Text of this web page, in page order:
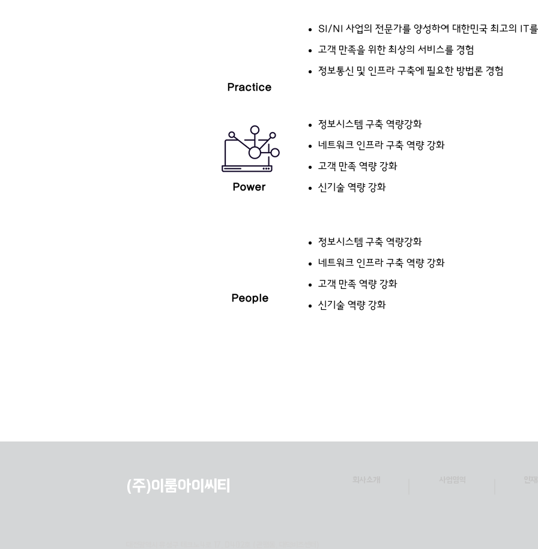
Practice
Power
SI/NI 사업의 전문가를 양성하여 대한민국 최고의 IT
고객 만족을 위한 최상의 서비스를 경험
정보통신 및 인프라 구축에 필요한 방법론 경험
정보시스템 구축 역량강화
네트워크 인프라 구축 역량 강화
고객 만족 역량 강화
신기술 역량 강화
People
정보시스템 구축 역량강화
네트워크 인프라 구축 역량 강화
고객 만족 역량 강화
신기술 역량 강화
(주)이룸아이씨티